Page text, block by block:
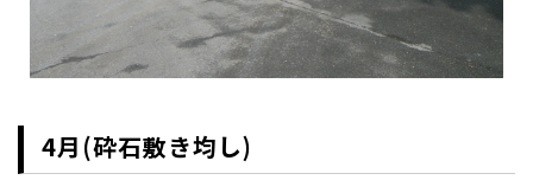
4月(砕石敷き均し)